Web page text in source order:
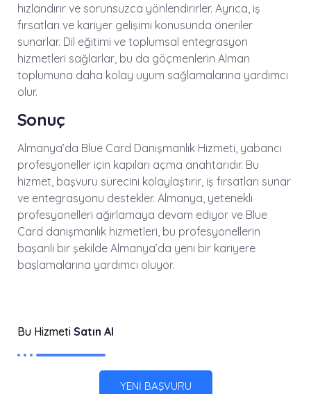
hızlandırır ve sorunsuzca yönlendirirler. Ayrıca, iş
fırsatları ve kariyer gelişimi konusunda öneriler
sunarlar. Dil eğitimi ve toplumsal entegrasyon
hizmetleri sağlarlar, bu da göçmenlerin Alman
toplumuna daha kolay uyum sağlamalarına yardımcı
olur.
Sonuç
Almanya’da Blue Card Danışmanlık Hizmeti, yabancı
profesyoneller için kapıları açma anahtarıdır. Bu
hizmet, başvuru sürecini kolaylaştırır, iş fırsatları sunar
ve entegrasyonu destekler. Almanya, yetenekli
profesyonelleri ağırlamaya devam ediyor ve Blue
Card danışmanlık hizmetleri, bu profesyonellerin
başarılı bir şekilde Almanya’da yeni bir kariyere
başlamalarına yardımcı oluyor.
Bu Hizmeti Satın Al
YENİ BAŞVURU